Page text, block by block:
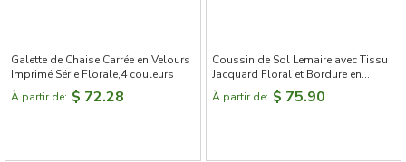
Galette de Chaise Carrée en Velours
Imprimé Série Florale,4 couleurs
À partir de: $ 72.28
Coussin de Sol Lemaire avec Tissu
Jacquard Floral et Bordure en
Peluche,4 couleurs
À partir de: $ 75.90